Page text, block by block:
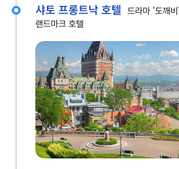
샤토 프롱트낙 호텔 드라마 '도깨
랜드마크 호텔